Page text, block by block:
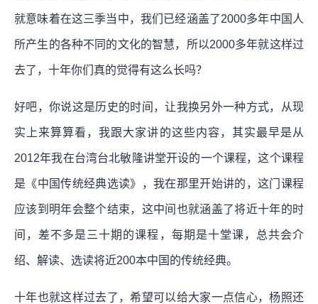
就意味着在这三季当中，我们已经涵盖了2000多年中国人
所产生的各种不同的文化的智慧，所以2000多年就这样过
去了，十年你们真的觉得有这么长吗？
好吧，你说这是历史的时间，让我换另外一种方式，从现
实上来算算看，我跟大家讲的这些内容，其实最早是从
2012年我在台湾台北敏隆讲堂开设的一个课程，这个课程
是《中国传统经典选读》，我在那里开始讲的，这门课程
应该到明年会整个结束，这中间也就涵盖了将近十年的时
间，差不多是三十期的课程，每期是十堂课，总共会介
绍、解读、选读将近200本中国的传统经典。
十年也就这样过去了，希望可以给大家一点信心，杨照还